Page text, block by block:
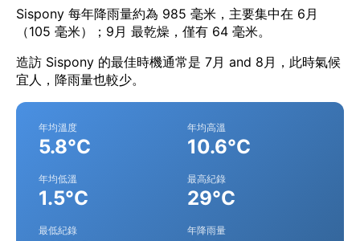
Sispony 每年降雨量約為 985 毫米，主要集中在 6月
（105 毫米）；9月 最乾燥，僅有 64 毫米。
造訪 Sispony 的最佳時機通常是 7月 and 8月，此時氣候
宜人，降雨量也較少。
年均溫度
5.8°C
年均高溫
10.6°C
年均低溫
1.5°C
最高紀錄
29°C
最低紀錄 年降雨量